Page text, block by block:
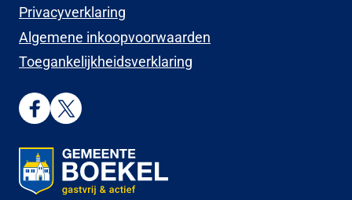
Privacyverklaring
Algemene inkoopvoorwaarden
Toegankelijkheidsverklaring